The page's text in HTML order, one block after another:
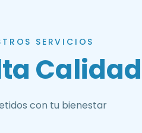
SERVICIOS
ta Calidad
con tu bienestar